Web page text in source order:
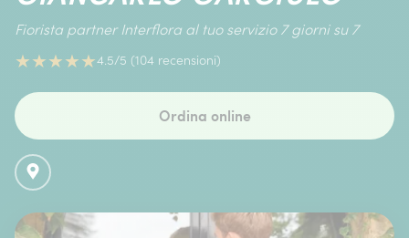
Fiorista partner Interflora al tuo servizio 7 giorni su 7
★★★★★4.5/5 (104 recensioni)
Ordina online